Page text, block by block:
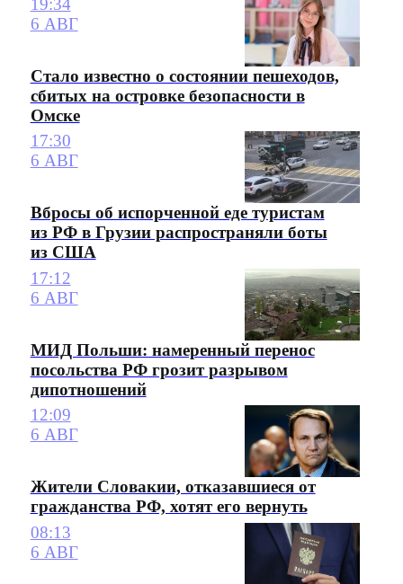
19:34
6 АВГ
Стало известно о состоянии пешеходов,
сбитых на островке безопасности в
Омске
17:30
6 АВГ
Вбросы об испорченной еде туристам
из РФ в Грузии распространяли боты
из США
17:12
6 АВГ
МИД Польши: намеренный перенос
посольства РФ грозит разрывом
дипотношений
12:09
6 АВГ
Жители Словакии, отказавшиеся от
гражданства РФ, хотят его вернуть
08:13
6 АВГ